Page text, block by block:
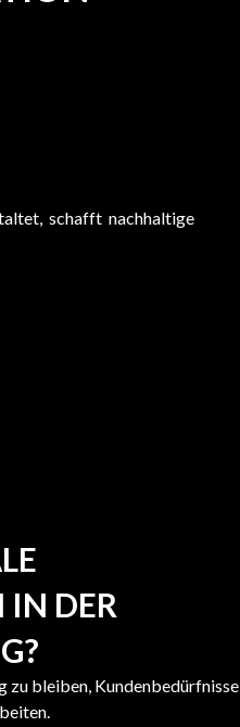
schafft nachhaltige
DER
zu bleiben, Kundenbedürfnisse